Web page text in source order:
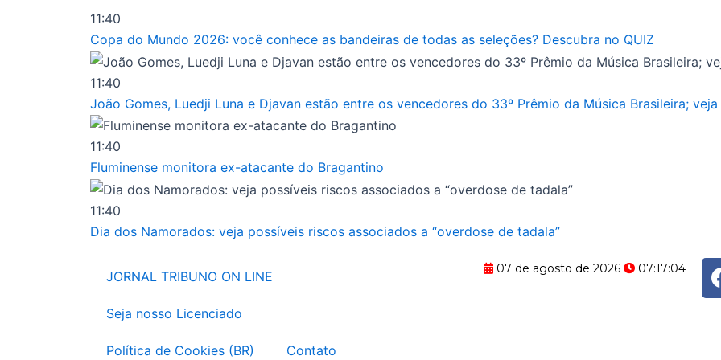
11:40
Copa do Mundo 2026: você conhece as bandeiras de todas as seleções? Descubra no QUIZ
11:40
João Gomes, Luedji Luna e Djavan estão entre os vencedores do 33º Prêmio da Música Brasileira;
11:40
Fluminense monitora ex-atacante do Bragantino
11:40
Dia dos Namorados: veja possíveis riscos associados a “overdose de tadala”
JORNAL TRIBUNO ON LINE
Seja nosso Licenciado
Política de Cookies (BR) Contato
07 de agosto de 2026 07:17:05